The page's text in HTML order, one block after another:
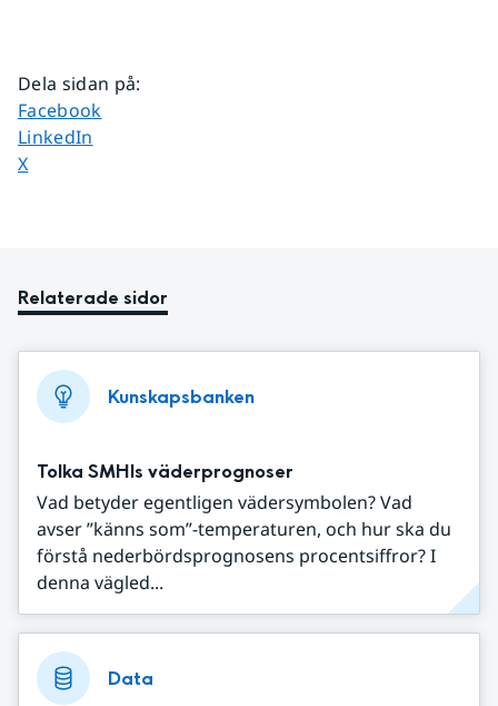
Dela sidan på:
Dela sidan på
Facebook
Dela sidan på
LinkedIn
Dela sidan på
X
Relaterade sidor
Kunskapsbanken
Tolka SMHIs väderprognoser
Vad betyder egentligen vädersymbolen? Vad
avser ”känns som”-temperaturen, och hur ska du
förstå nederbördsprognosens procentsiffror? I
denna vägled...
Data